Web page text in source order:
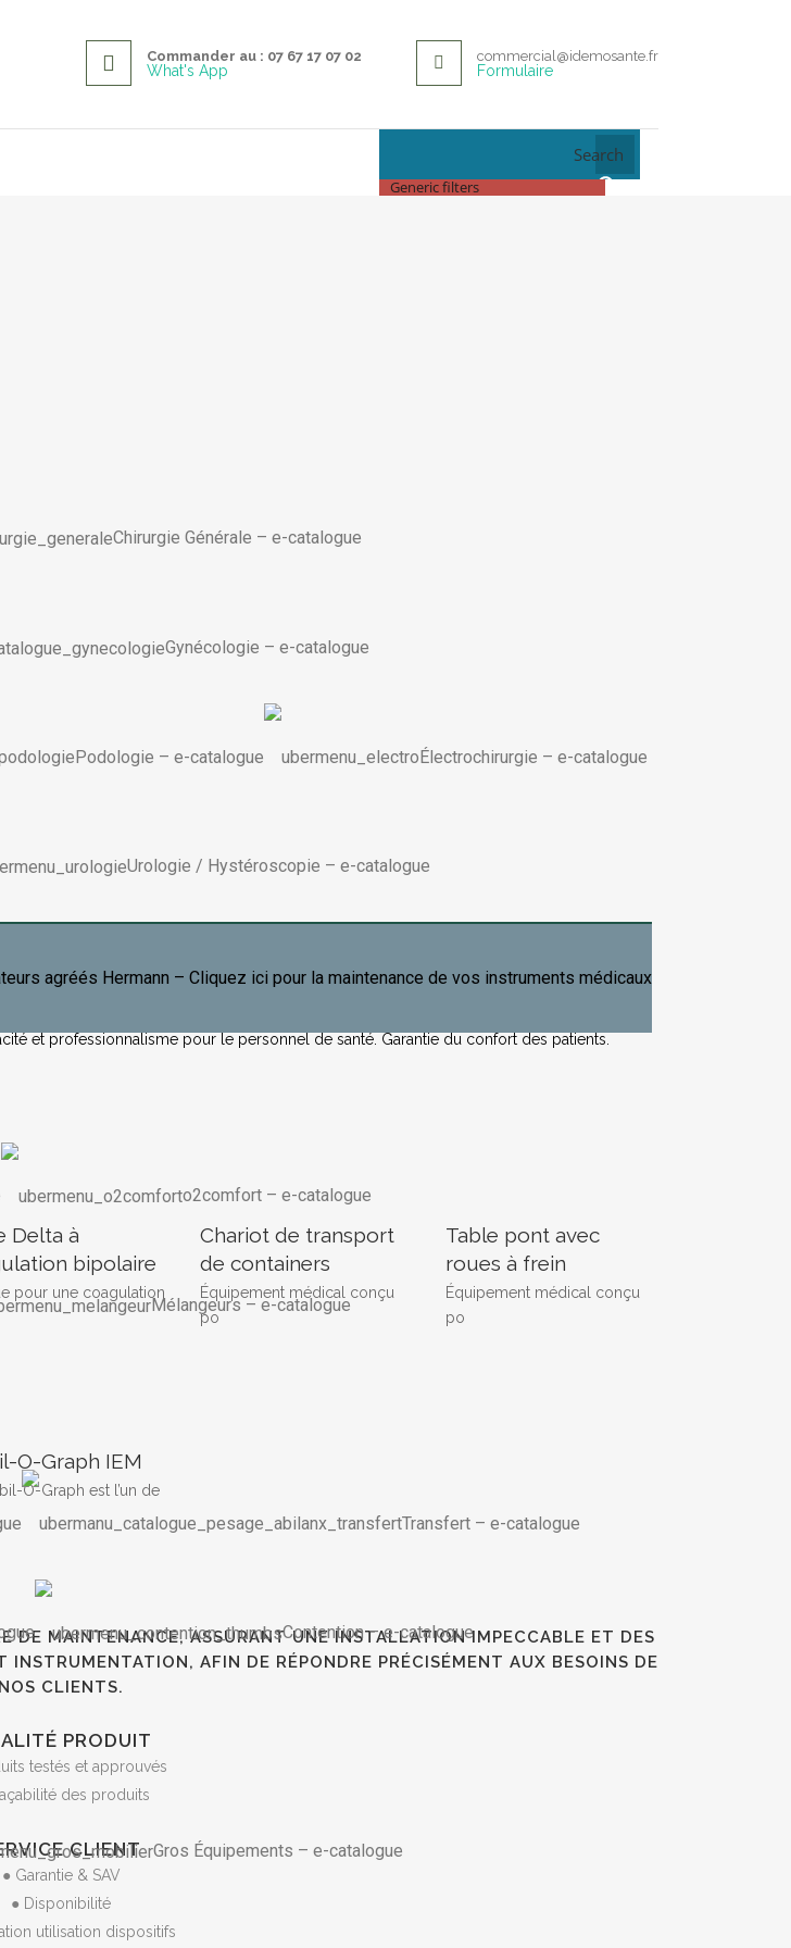
Commander au : 07 67 17 07 02
What's App
commercial@idemosante.fr
Formulaire
Chirurgie Générale – e-catalogue
Gynécologie – e-catalogue
Podologie – e-catalogue Électrochirurgie – e-catalogue
Urologie / Hystéroscopie – e-catalogue
agréés Hermann – Cliquez ici pour la maintenance de vos instruments médicaux
o2comfort – e-catalogue
Mélangeurs– e-catalogue
Transfert – e-catalogue
Contention–e-catalogue
Gros Équipements – e-catalogue
Search
Generic filters
de Haute Qualité
offrant une précision exceptionnelle dans les diagnostics et les traitements.
et professionnalisme pour le personnel de santé. Garantie du confort des patients.
Delta à
bipolaire
pour une coagulation
Chariot de transport
de containers
Équipement médical conçu
po
Table pont avec
roues à frein
Équipement médical conçu
po
O-Graph IEM
O-Graph est l’un de
DE MAINTENANCE, ASSURANT UNE INSTALLATION IMPECCABLE ET DES
AFIN DE RÉPONDRE PRÉCISÉMENT AUX BESOINS DE
NOS CLIENTS.
PRODUIT
testés et approuvés
des produits
CLIENT
● Garantie & SAV
● Disponibilité
utilisation dispositifs